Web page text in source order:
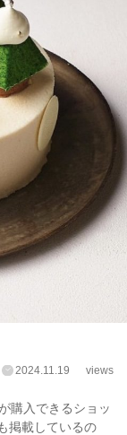
2024.11.19 views
購入できるショッ
掲載しているの